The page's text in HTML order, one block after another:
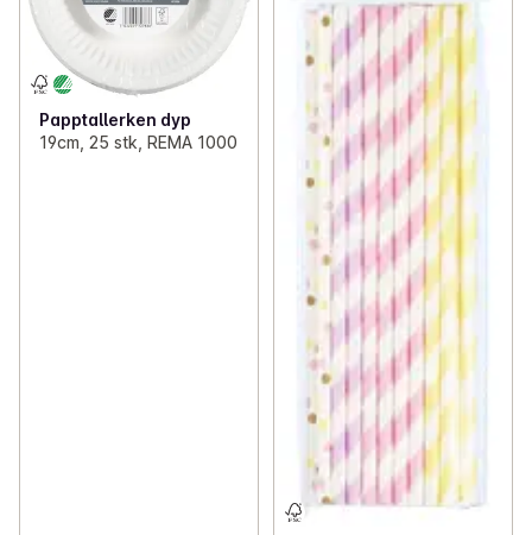
Papptallerken dyp
19cm, 25 stk, REMA 1000